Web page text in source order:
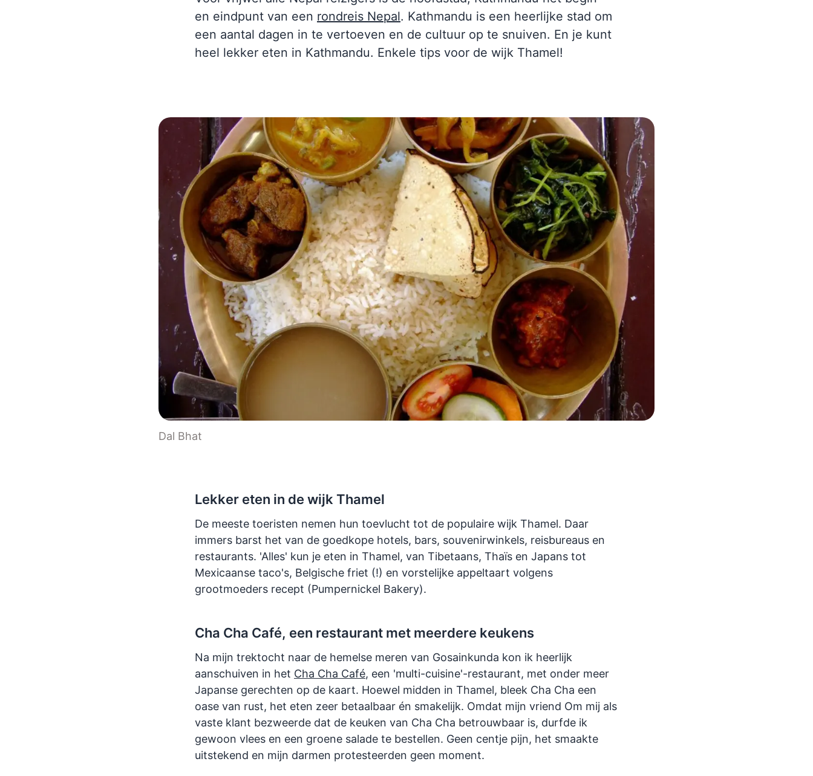
Cambodja
en eindpunt van een rondreis Nepal. Kathmandu is een heerlijke stad om
een aantal dagen in te vertoeven en de cultuur op te snuiven. En je kunt
heel lekker eten in Kathmandu. Enkele tips voor de wijk Thamel!
Dal Bhat
Lekker eten in de wijk Thamel
De meeste toeristen nemen hun toevlucht tot de populaire wijk Thamel. Daar
immers barst het van de goedkope hotels, bars, souvenirwinkels, reisbureaus en
restaurants. 'Alles' kun je eten in Thamel, van Tibetaans, Thaïs en Japans tot
Mexicaanse taco's, Belgische friet (!) en vorstelijke appeltaart volgens
grootmoeders recept (Pumpernickel Bakery).
Cha Cha Café, een restaurant met meerdere keukens
Na mijn trektocht naar de hemelse meren van Gosainkunda kon ik heerlijk
aanschuiven in het Cha Cha Café, een 'multi-cuisine'-restaurant, met onder meer
Japanse gerechten op de kaart. Hoewel midden in Thamel, bleek Cha Cha een
oase van rust, het eten zeer betaalbaar én smakelijk. Omdat mijn vriend Om mij als
vaste klant bezweerde dat de keuken van Cha Cha betrouwbaar is, durfde ik
gewoon vlees en een groene salade te bestellen. Geen centje pijn, het smaakte
uitstekend en mijn darmen protesteerden geen moment.